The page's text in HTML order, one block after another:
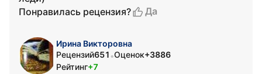
Понравилась рецензия?
Да
Ирина Викторовна
Рецензий651 •Оценок+3886
Рейтинг+7